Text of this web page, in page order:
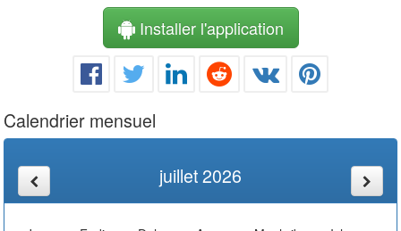
Installer l'application
Calendrier mensuel
juillet 2026